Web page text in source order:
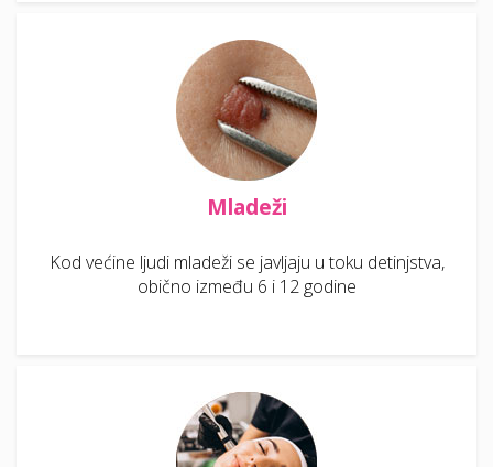
Mladeži
Kod većine ljudi mladeži se javljaju u toku detinjstva,
obično između 6 i 12 godine